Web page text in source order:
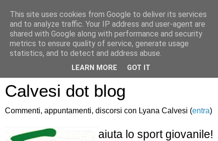
Atletica Sandro
Calvesi dot blog
Commenti, appuntamenti, discorsi con Lyana Calvesi (entra)
aiuta lo sport giovanile!
This site uses cookies from Google to deliver its services
and to analyze traffic. Your IP address and user-agent are
shared with Google along with performance and security
metrics to ensure quality of service, generate usage
statistics, and to detect and address abuse.
LEARN MORE GOT IT